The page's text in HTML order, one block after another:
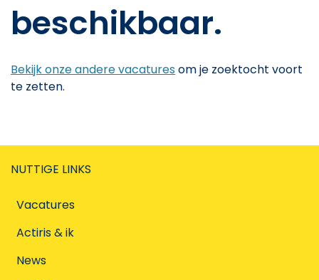
beschikbaar.
Bekijk onze andere vacaturesom je zoektocht voort
te zetten.
NUTTIGE LINKS
Vacatures
Actiris & ik
News